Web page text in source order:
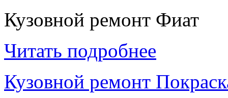
Кузовной ремонт Фиат
Читать подробнее
Кузовной ремонт